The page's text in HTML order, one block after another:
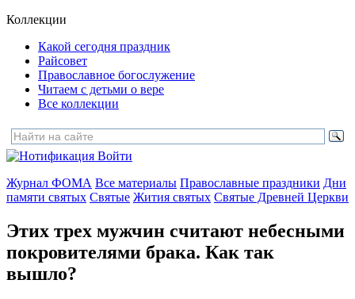
Коллекции
Какой сегодня праздник
Райсовет
Православное богослужение
Читаем с детьми о вере
Все коллекции
Войти
Журнал ФОМА Все материалы Православные праздники Дни
памяти святых Святые Жития святых Святые Древней Церкви
Этих трех мужчин считают небесными
покровителями брака. Как так
вышло?